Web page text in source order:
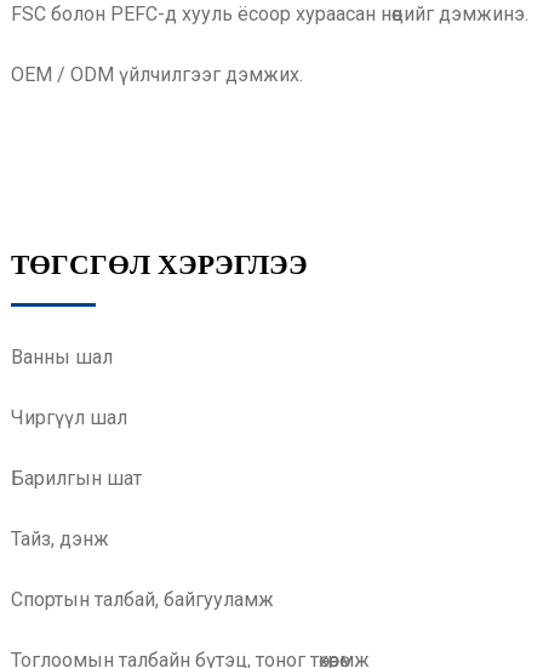
FSC болон PEFC-д хууль ёсоор хураасан нөөцийг дэмжинэ.
OEM / ODM үйлчилгээг дэмжих.
ТӨГСГӨЛ ХЭРЭГЛЭЭ
Ванны шал
Чиргүүл шал
Барилгын шат
Тайз, дэнж
Спортын талбай, байгууламж
Тоглоомын талбайн бүтэц, тоног төхөөрөмж